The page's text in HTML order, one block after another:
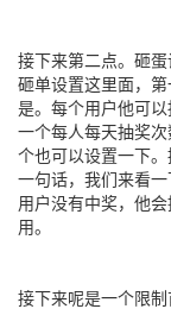
接下来第二点。砸
砸单设置这里面，
是。每个用户他可
一个每人每天抽奖
个也可以设置一下
一句话，我们来看
用户没有中奖，他
用。
接下来呢是一个限